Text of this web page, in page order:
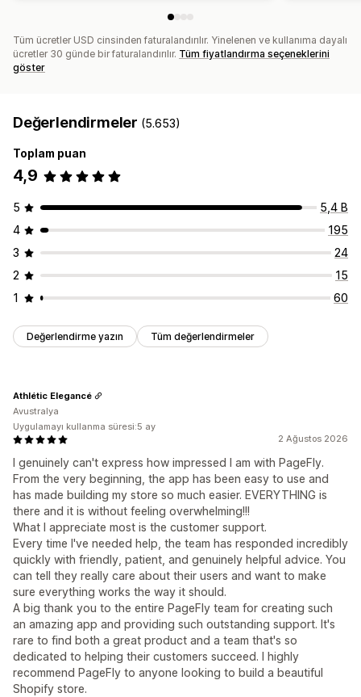
Tüm ücretler USD cinsinden faturalandırılır. Yinelenen ve kullanıma dayalı
ücretler 30 günde bir faturalandırılır. Tüm fiyatlandırma seçeneklerini
göster
Değerlendirmeler (5.653)
Toplam puan
4,9
5
5,4 B
4
195
3
24
2
15
1
60
Değerlendirme yazın Tüm değerlendirmeler
2 Ağustos 2026
I genuinely can't express how impressed I am with PageFly.
From the very beginning, the app has been easy to use and
has made building my store so much easier. EVERYTHING is
there and it is without feeling overwhelming!!!
What I appreciate most is the customer support.
Every time I've needed help, the team has responded incredibly
quickly with friendly, patient, and genuinely helpful advice. You
can tell they really care about their users and want to make
sure everything works the way it should.
A big thank you to the entire PageFly team for creating such
an amazing app and providing such outstanding support. It's
rare to find both a great product and a team that's so
dedicated to helping their customers succeed. I highly
recommend PageFly to anyone looking to build a beautiful
Shopify store.
Athlétic Elegancé
Avustralya
Uygulamayı kullanma süresi:5 ay